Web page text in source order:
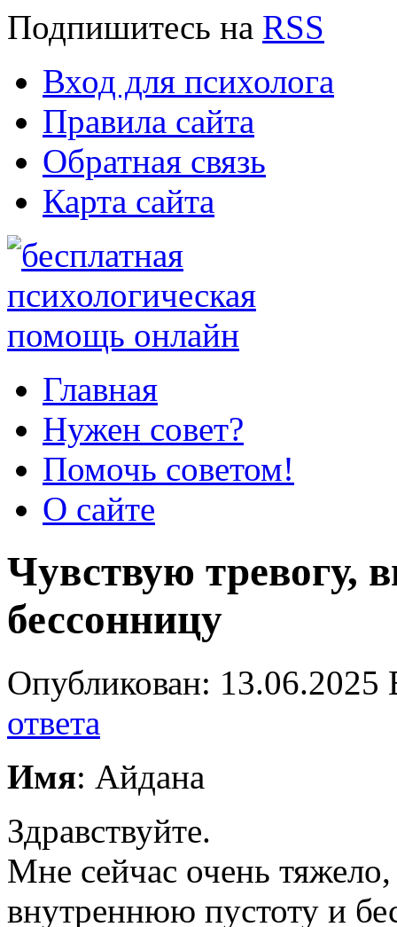
Подпишитесь на RSS
Вход для психолога
Правила сайта
Обратная связь
Карта сайта
Главная
Нужен совет?
Помочь советом!
О сайте
Чувствую тревогу,
бессонницу
Опубликован:
ответа
Имя: Айдана
Здравствуйте.
Мне сейчас очень
внутреннюю пустоту и